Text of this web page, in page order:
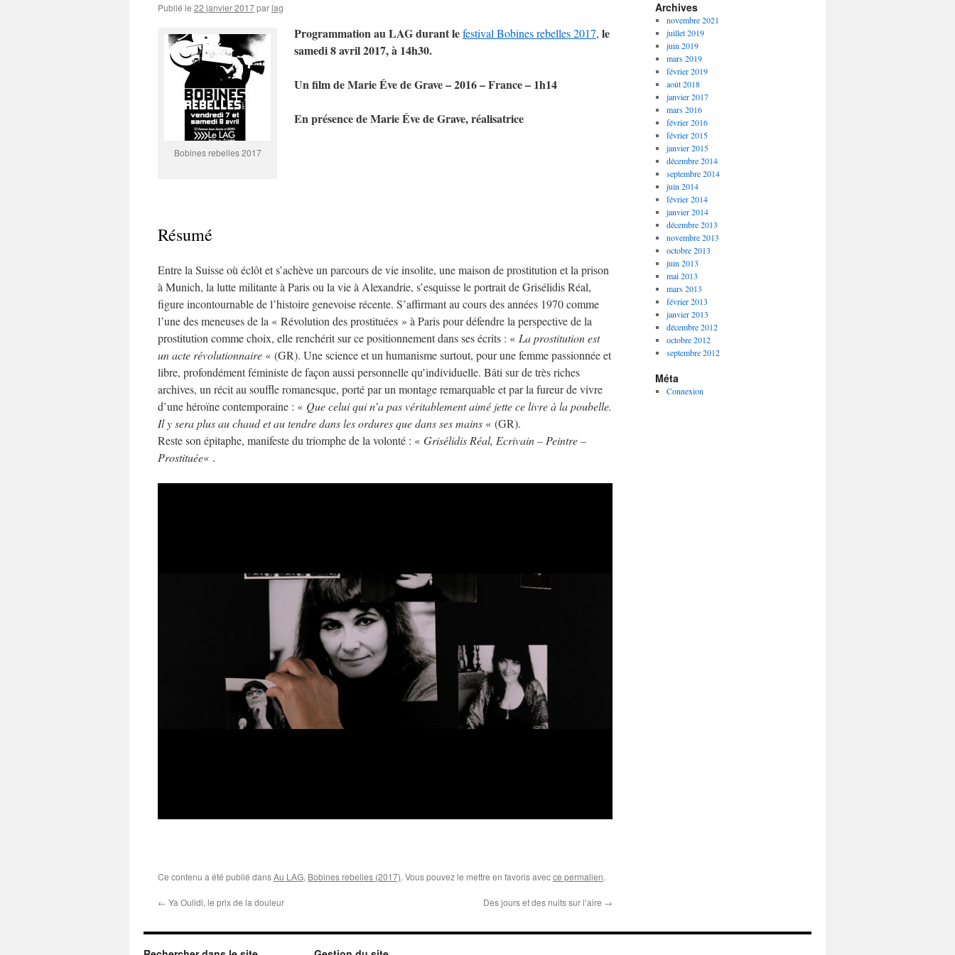
Publié le 22 janvier 2017parlag
Bobines rebelles 2017
Programmation au LAG durant lefestival Bobines rebelles 2017, le
samedi 8 avril 2017, à 14h30.
Un film de Marie Éve de Grave – 2016 – France – 1h14
En présence de Marie Éve de Grave, réalisatrice
Résumé
Entre la Suisse où éclôt et s’achève un parcours de vie insolite, une maison de prostitution et la prison
à Munich, la lutte militante à Paris ou la vie à Alexandrie, s’esquisse le portrait de Grisélidis Réal,
figure incontournable de l’histoire genevoise récente. S’affirmant au cours des années 1970 comme
l’une des meneuses de la « Révolution des prostituées » à Paris pour défendre la perspective de la
prostitution comme choix, elle renchérit sur ce positionnement dans ses écrits : « La prostitution est
un acte révolutionnaire « (GR). Une science et un humanisme surtout, pour une femme passionnée et
libre, profondément féministe de façon aussi personnelle qu’individuelle. Bâti sur de très riches
archives, un récit au souffle romanesque, porté par un montage remarquable et par la fureur de vivre
d’une héroïne contemporaine : « Que celui qui n’a pas véritablement aimé jette ce livre à la poubelle.
Il y sera plus au chaud et au tendre dans les ordures que dans ses mains « (GR).
Reste son épitaphe, manifeste du triomphe de la volonté : « Grisélidis Réal, Ecrivain – Peintre –
Prostituée« .
Ce contenu a été publié dansAu LAG, Bobines rebelles (2017). Vous pouvez le mettre en favoris avecce permalien.
← Ya Oulidi, le prix de la douleur Des jours et des nuits sur l’aire →
Archives
novembre 2021
juillet 2019
juin 2019
mars 2019
février 2019
août 2018
janvier 2017
mars 2016
février 2016
février 2015
janvier 2015
décembre 2014
septembre 2014
juin 2014
février 2014
janvier 2014
décembre 2013
novembre 2013
octobre 2013
juin 2013
mai 2013
mars 2013
février 2013
janvier 2013
décembre 2012
octobre 2012
septembre 2012
Méta
Connexion